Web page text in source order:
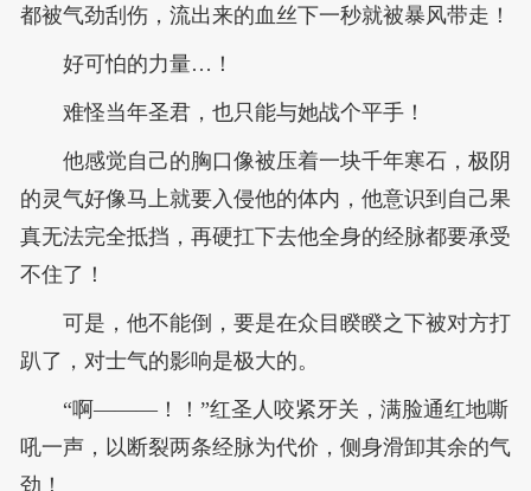
都被气劲刮伤，流出来的血丝下一秒就被暴风带走！
好可怕的力量…！
难怪当年圣君，也只能与她战个平手！
他感觉自己的胸口像被压着一块千年寒石，极阴
的灵气好像马上就要入侵他的体内，他意识到自己果
真无法完全抵挡，再硬扛下去他全身的经脉都要承受
不住了！
可是，他不能倒，要是在众目睽睽之下被对方打
趴了，对士气的影响是极大的。
“啊———！！”红圣人咬紧牙关，满脸通红地嘶
吼一声，以断裂两条经脉为代价，侧身滑卸其余的气
劲！